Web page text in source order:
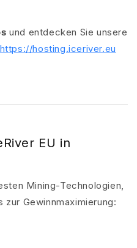
und entdecken Sie unsere
https://hosting.iceriver.eu
EU in
Mining-Technologien,
Gewinnmaximierung: